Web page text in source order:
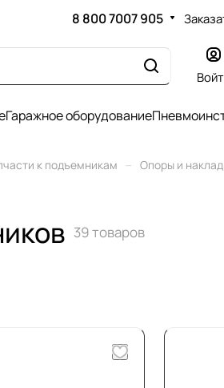
8 800 7007 905
Гаражное оборудование
к подъемникам – Опоры и
39 товаров